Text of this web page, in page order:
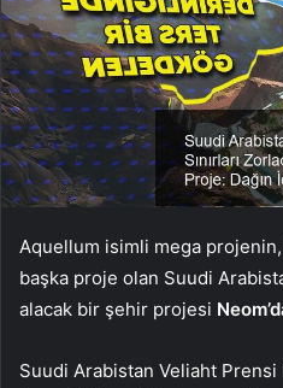
Aquellum isimli mega
başka proje olan Suudi
alacak bir şehir projesi
Suudi Arabistan Veliaht Prensi